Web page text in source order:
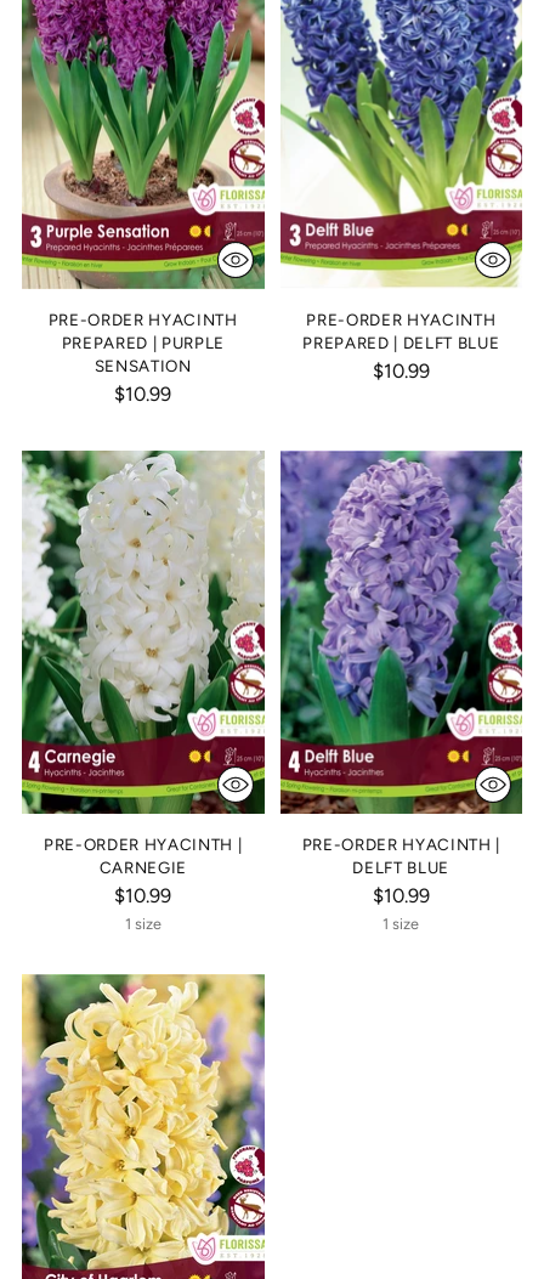
PRE-ORDER HYACINTH
PREPARED | PURPLE
SENSATION
$10.99
PRE-ORDER HYACINTH
PREPARED | DELFT BLUE
$10.99
PRE-ORDER HYACINTH |
CARNEGIE
$10.99
1 size
PRE-ORDER HYACINTH |
DELFT BLUE
$10.99
1 size